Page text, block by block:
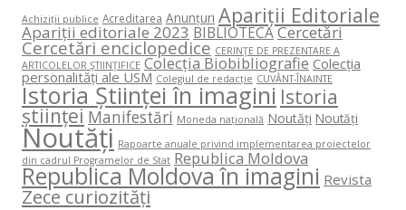
Achiziții publice Acreditarea Anunțuri Apariții Editoriale
Apariții editoriale 2023 BIBLIOTECACercetări
Cercetări enciclopedice CERINŢE DE PREZENTARE A
ARTICOLELOR ŞTIINŢIFICE Colecția Biobibliografie Colecția
personalități ale USM Colegiul de redacție CUVÂNT-ÎNAINTE
Istoria Științei în imagini Istoria
științei Manifestări Moneda națională Noutăți Noutăți
Noutăți Rapoarte anuale privind implementarea proiectelor
din cadrul Programelor de Stat Republica Moldova
Republica Moldova în imagini Revista
Zece curiozități